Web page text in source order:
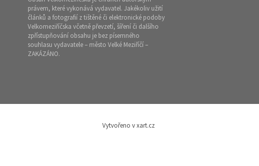
právem, které vykonává vydavatel. Jakékoliv užití
článků a fotografií z tištěné či elektronické podoby
Velkomeziříčska včetně převzetí, šíření či dalšího
zpřístupňování obsahu je bez písemného
souhlasu vydavatele – město Velké Meziříčí –
ZAKÁZÁNO.
Vytvořeno v xart.cz